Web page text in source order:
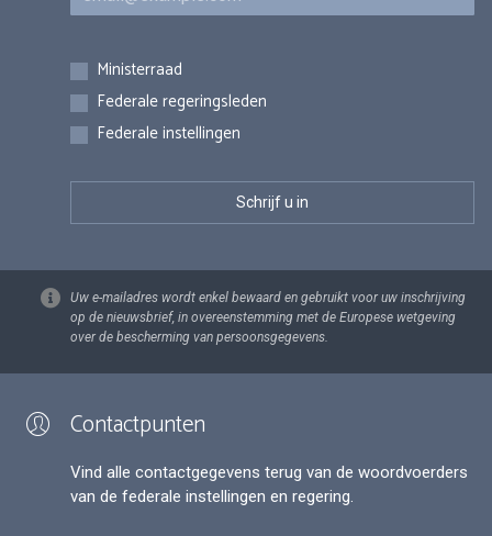
Inschrijvingen
Ministerraad
Federale regeringsleden
Federale instellingen
Uw e-mailadres wordt enkel bewaard en gebruikt voor uw inschrijving
op de nieuwsbrief, in overeenstemming met de Europese wetgeving
over de bescherming van persoonsgegevens.
Contactpunten
Vind alle contactgegevens terug van de woordvoerders
van de federale instellingen en regering.